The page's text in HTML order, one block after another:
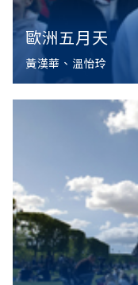
歐洲五月天
黃漢華、溫怡玲